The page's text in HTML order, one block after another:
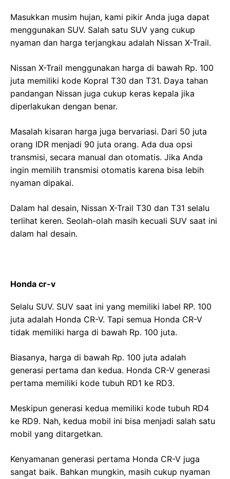
Masukkan musim hujan, kami pikir Anda juga dapat
menggunakan SUV. Salah satu SUV yang cukup
nyaman dan harga terjangkau adalah Nissan X-Trail.
Nissan X-Trail menggunakan harga di bawah Rp. 100
juta memiliki kode Kopral T30 dan T31. Daya tahan
pandangan Nissan juga cukup keras kepala jika
diperlakukan dengan benar.
Masalah kisaran harga juga bervariasi. Dari 50 juta
orang IDR menjadi 90 juta orang. Ada dua opsi
transmisi, secara manual dan otomatis. Jika Anda
ingin memilih transmisi otomatis karena bisa lebih
nyaman dipakai.
Dalam hal desain, Nissan X-Trail T30 dan T31 selalu
terlihat keren. Seolah-olah masih kecuali SUV saat ini
dalam hal desain.
Honda cr-v
Selalu SUV. SUV saat ini yang memiliki label RP. 100
juta adalah Honda CR-V. Tapi semua Honda CR-V
tidak memiliki harga di bawah Rp. 100 juta.
Biasanya, harga di bawah Rp. 100 juta adalah
generasi pertama dan kedua. Honda CR-V generasi
pertama memiliki kode tubuh RD1 ke RD3.
Meskipun generasi kedua memiliki kode tubuh RD4
ke RD9. Nah, kedua mobil ini bisa menjadi salah satu
mobil yang ditargetkan.
Kenyamanan generasi pertama Honda CR-V juga
sangat baik. Bahkan mungkin, masih cukup nyaman